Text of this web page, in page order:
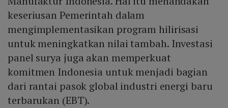
keseriusan Pemerintah dalam
mengimplementasikan program hilirisasi
untuk meningkatkan nilai tambah. Investasi
panel surya juga akan memperkuat
komitmen Indonesia untuk menjadi bagian
dari rantai pasok global industri energi baru
terbarukan (EBT).